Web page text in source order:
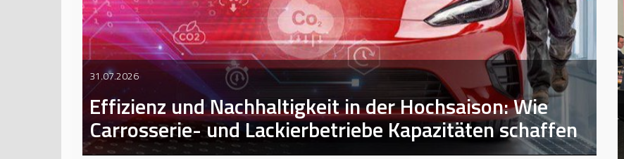
31.07.2026
Effizienz und Nachhaltigkeit in der Hochsaison: Wie
Carrosserie- und Lackierbetriebe Kapazitäten schaffen